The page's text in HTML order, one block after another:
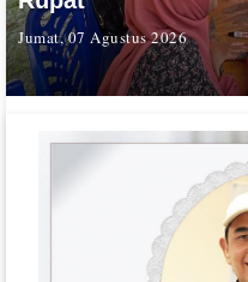
Jumat, 07 Agustus 2026